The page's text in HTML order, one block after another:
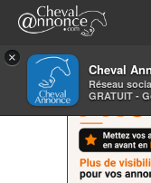
×
Cheval
Réseau
GRATUIT -